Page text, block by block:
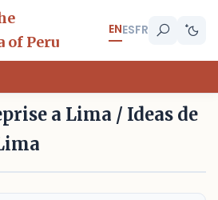
of Peru
ENESFR
a Lima / Ideas de